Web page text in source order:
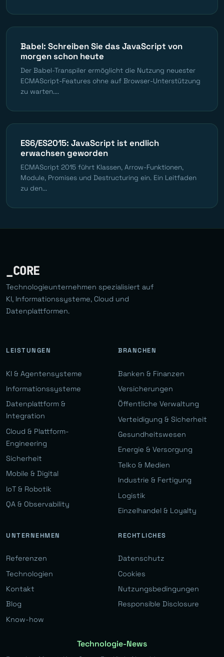
Babel: Schreiben Sie das JavaScript von
morgen schon heute
Der Babel-Transpiler ermöglicht die Nutzung neuester
ECMAScript-Features ohne auf Browser-Unterstützung
zu warten....
ES6/ES2015: JavaScript ist endlich
erwachsen geworden
ECMAScript 2015 führt Klassen, Arrow-Funktionen,
Module, Promises und Destructuring ein. Ein Leitfaden
zu den...
_CORE
Technologieunternehmen spezialisiert auf
KI, Informationssysteme, Cloud und
Datenplattformen.
LEISTUNGEN
KI & Agentensysteme
Informationssysteme
Datenplattform &
Integration
Cloud & Plattform-
Engineering
Sicherheit
Mobile & Digital
IoT & Robotik
QA & Observability
BRANCHEN
Banken & Finanzen
Versicherungen
Öffentliche Verwaltung
Verteidigung & Sicherheit
Gesundheitswesen
Energie & Versorgung
Telko & Medien
Industrie & Fertigung
Logistik
Einzelhandel & Loyalty
UNTERNEHMEN
Referenzen
Technologien
Kontakt
Blog
Know-how
RECHTLICHES
Datenschutz
Cookies
Nutzungsbedingungen
Responsible Disclosure
Technologie-News